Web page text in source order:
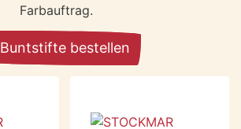
Farbauftrag.
Buntstifte bestellen